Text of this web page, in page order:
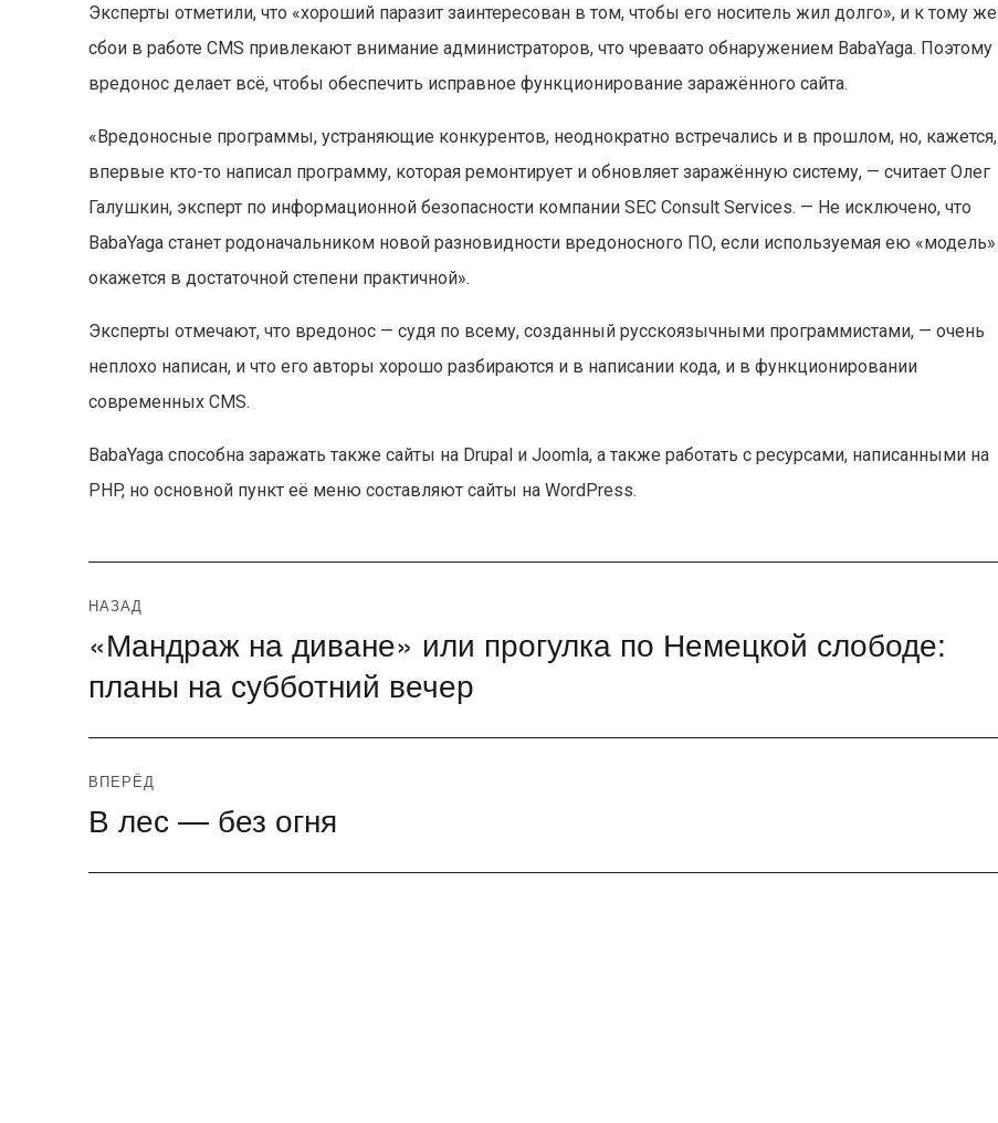
Эксперты отметили, что «хороший паразит заинтересован в том, чтобы его носитель жил долго», и к тому же
сбои в работе CMS привлекают внимание администраторов, что чреваато обнаружением BabaYaga. Поэтому
вредонос делает всё, чтобы обеспечить исправное функционирование заражённого сайта.
«Вредоносные программы, устраняющие конкурентов, неоднократно встречались и в прошлом, но, кажется,
впервые кто-то написал программу, которая ремонтирует и обновляет заражённую систему, — считает Олег
Галушкин, эксперт по информационной безопасности компании SEC Consult Services. — Не исключено, что
BabaYaga станет родоначальником новой разновидности вредоносного ПО, если используемая ею «модель»
окажется в достаточной степени практичной».
Эксперты отмечают, что вредонос — судя по всему, созданный русскоязычными программистами, — очень
неплохо написан, и что его авторы хорошо разбираются и в написании кода, и в функционировании
современных CMS.
BabaYaga способна заражать также сайты на Drupal и Joomla, а также работать с ресурсами, написанными на
PHP, но основной пункт её меню составляют сайты на WordPress.
Навигация
по
записям
НАЗАД
Предыдущая
«Мандраж на диване» или прогулка по Немецкой слободе:
планы на субботний вечер
ВПЕРЁД
Следующая
В лес — без огня